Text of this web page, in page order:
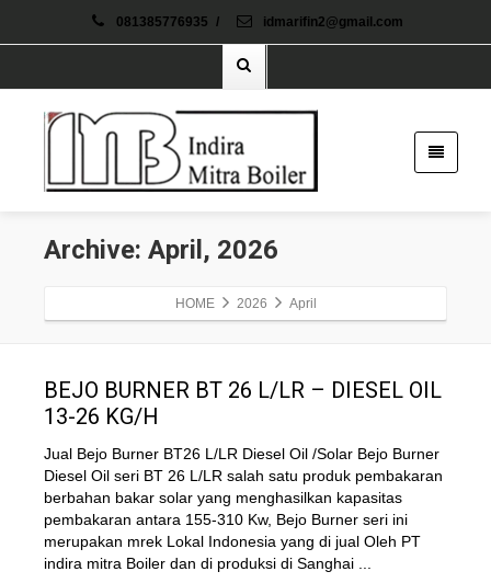
081385776935 / idmarifin2@gmail.com
Archive: April, 2026
HOME 2026 April
BEJO BURNER BT 26 L/LR – DIESEL OIL
13-26 KG/H
Jual Bejo Burner BT26 L/LR Diesel Oil /Solar Bejo Burner
Diesel Oil seri BT 26 L/LR salah satu produk pembakaran
berbahan bakar solar yang menghasilkan kapasitas
pembakaran antara 155-310 Kw, Bejo Burner seri ini
merupakan mrek Lokal Indonesia yang di jual Oleh PT
indira mitra Boiler dan di produksi di Sanghai ...